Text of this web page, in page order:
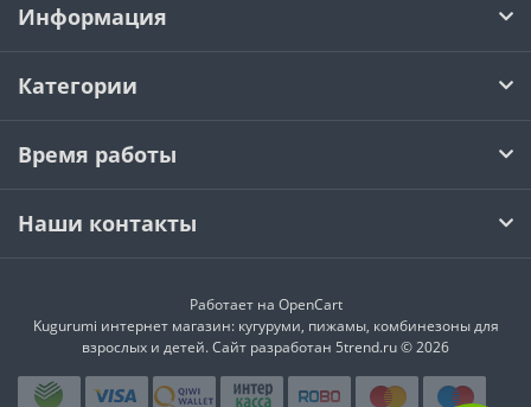
Информация
Категории
Время работы
Наши контакты
Работает на OpenCart
Kugurumi интернет магазин: кугуруми, пижамы, комбинезоны для
взрослых и детей. Сайт разработан 5trend.ru © 2026